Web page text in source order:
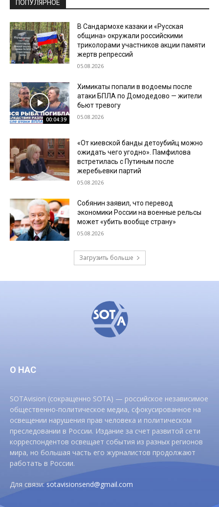
ПОПУЛЯРНОЕ
В Сандармохе казаки и «Русская
община» окружали российскими
триколорами участников акции памяти
жертв репрессий
05.08.2026
00:04:39
Химикаты попали в водоемы после
атаки БПЛА по Домодедово — жители
бьют тревогу
05.08.2026
«От киевской банды детоубийц можно
ожидать чего угодно». Памфилова
встретилась с Путиным после
жеребьевки партий
05.08.2026
Собянин заявил, что перевод
экономики России на военные рельсы
может «убить вообще страну»
05.08.2026
Загрузить больше
О НАС
SOTAvision (сокращенно SOTA) — российское независимое
общественно-политическое медиа, сфокусированное на
освещении нарушения прав человека и политическом
преследовании в России. Издание за счет развитой сети
корреспондентов освещает события из разных регионов
мира, но большая часть его журналистов продолжают
работать в России.
Для связи:sotavisionsend@gmail.com